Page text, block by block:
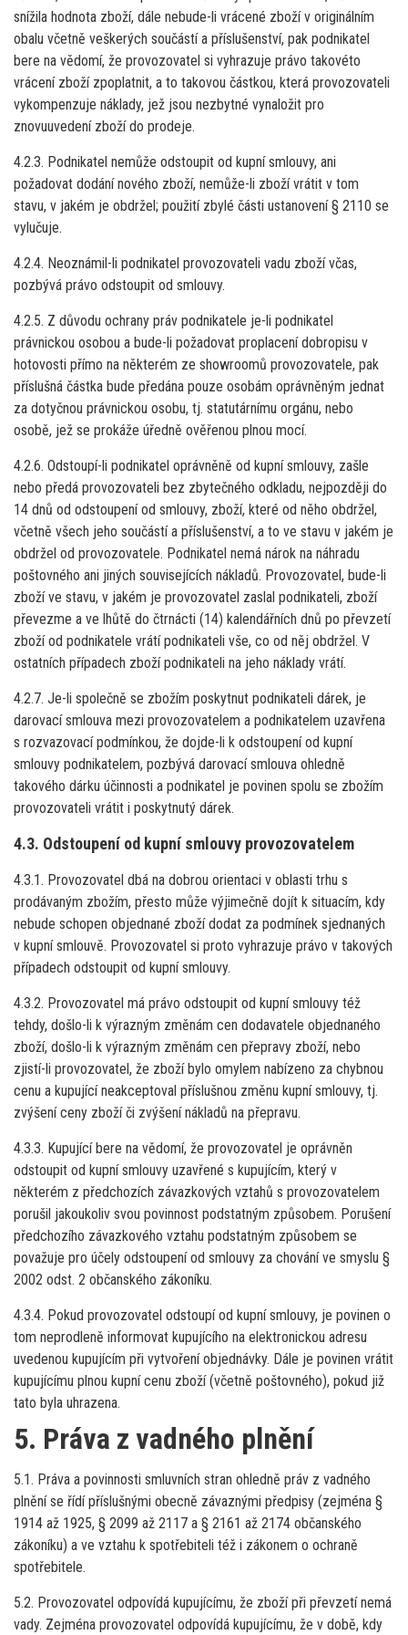
snížila hodnota zboží, dále nebude-li vrácené zboží v originálním
obalu včetně veškerých součástí a příslušenství, pak podnikatel
bere na vědomí, že provozovatel si vyhrazuje právo takovéto
vrácení zboží zpoplatnit, a to takovou částkou, která provozovateli
vykompenzuje náklady, jež jsou nezbytné vynaložit pro
znovuuvedení zboží do prodeje.
4.2.3. Podnikatel nemůže odstoupit od kupní smlouvy, ani
požadovat dodání nového zboží, nemůže-li zboží vrátit v tom
stavu, v jakém je obdržel; použití zbylé části ustanovení § 2110 se
vylučuje.
4.2.4. Neoznámil-li podnikatel provozovateli vadu zboží včas,
pozbývá právo odstoupit od smlouvy.
4.2.5. Z důvodu ochrany práv podnikatele je-li podnikatel
právnickou osobou a bude-li požadovat proplacení dobropisu v
hotovosti přímo na některém ze showroomů provozovatele, pak
příslušná částka bude předána pouze osobám oprávněným jednat
za dotyčnou právnickou osobu, tj. statutárnímu orgánu, nebo
osobě, jež se prokáže úředně ověřenou plnou mocí.
4.2.6. Odstoupí-li podnikatel oprávněně od kupní smlouvy, zašle
nebo předá provozovateli bez zbytečného odkladu, nejpozději do
14 dnů od odstoupení od smlouvy, zboží, které od něho obdržel,
včetně všech jeho součástí a příslušenství, a to ve stavu v jakém je
obdržel od provozovatele. Podnikatel nemá nárok na náhradu
poštovného ani jiných souvisejících nákladů. Provozovatel, bude-li
zboží ve stavu, v jakém je provozovatel zaslal podnikateli, zboží
převezme a ve lhůtě do čtrnácti (14) kalendářních dnů po převzetí
zboží od podnikatele vrátí podnikateli vše, co od něj obdržel. V
ostatních případech zboží podnikateli na jeho náklady vrátí.
4.2.7. Je-li společně se zbožím poskytnut podnikateli dárek, je
darovací smlouva mezi provozovatelem a podnikatelem uzavřena
s rozvazovací podmínkou, že dojde-li k odstoupení od kupní
smlouvy podnikatelem, pozbývá darovací smlouva ohledně
takového dárku účinnosti a podnikatel je povinen spolu se zbožím
provozovateli vrátit i poskytnutý dárek.
4.3. Odstoupení od kupní smlouvy provozovatelem
4.3.1. Provozovatel dbá na dobrou orientaci v oblasti trhu s
prodávaným zbožím, přesto může výjimečně dojít k situacím, kdy
nebude schopen objednané zboží dodat za podmínek sjednaných
v kupní smlouvě. Provozovatel si proto vyhrazuje právo v takových
případech odstoupit od kupní smlouvy.
4.3.2. Provozovatel má právo odstoupit od kupní smlouvy též
tehdy, došlo-li k výrazným změnám cen dodavatele objednaného
zboží, došlo-li k výrazným změnám cen přepravy zboží, nebo
zjistí-li provozovatel, že zboží bylo omylem nabízeno za chybnou
cenu a kupující neakceptoval příslušnou změnu kupní smlouvy, tj.
zvýšení ceny zboží či zvýšení nákladů na přepravu.
4.3.3. Kupující bere na vědomí, že provozovatel je oprávněn
odstoupit od kupní smlouvy uzavřené s kupujícím, který v
některém z předchozích závazkových vztahů s provozovatelem
porušil jakoukoliv svou povinnost podstatným způsobem. Porušení
předchozího závazkového vztahu podstatným způsobem se
považuje pro účely odstoupení od smlouvy za chování ve smyslu §
2002 odst. 2 občanského zákoníku.
4.3.4. Pokud provozovatel odstoupí od kupní smlouvy, je povinen o
tom neprodleně informovat kupujícího na elektronickou adresu
uvedenou kupujícím při vytvoření objednávky. Dále je povinen vrátit
kupujícímu plnou kupní cenu zboží (včetně poštovného), pokud již
tato byla uhrazena.
5. Práva z vadného plnění
5.1. Práva a povinnosti smluvních stran ohledně práv z vadného
plnění se řídí příslušnými obecně závaznými předpisy (zejména §
1914 až 1925, § 2099 až 2117 a § 2161 až 2174 občanského
zákoníku) a ve vztahu k spotřebiteli též i zákonem o ochraně
spotřebitele.
5.2. Provozovatel odpovídá kupujícímu, že zboží při převzetí nemá
vady. Zejména provozovatel odpovídá kupujícímu, že v době, kdy